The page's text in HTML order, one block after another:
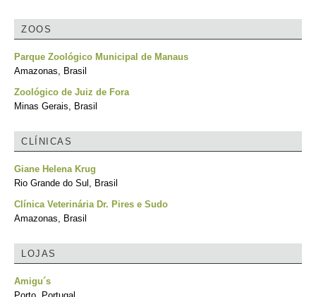
ZOOS
Parque Zoológico Municipal de Manaus
Amazonas, Brasil
Zoológico de Juiz de Fora
Minas Gerais, Brasil
CLÍNICAS
Giane Helena Krug
Rio Grande do Sul, Brasil
Clínica Veterinária Dr. Pires e Sudo
Amazonas, Brasil
LOJAS
Amigu´s